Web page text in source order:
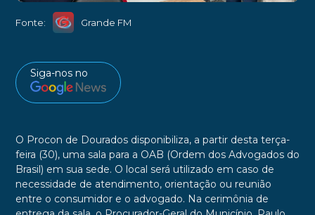
Fonte: Grande FM
Siga-nos no
O Procon de Dourados disponibiliza, a partir desta terça-
feira (30), uma sala para a OAB (Ordem dos Advogados do
Brasil) em sua sede. O local será utilizado em caso de
necessidade de atendimento, orientação ou reunião
entre o consumidor e o advogado. Na cerimônia de